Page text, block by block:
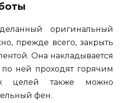
оригинальный
прежде всего, закрыть
Она накладывается
ней проходят горячим
целей также можно
фен.